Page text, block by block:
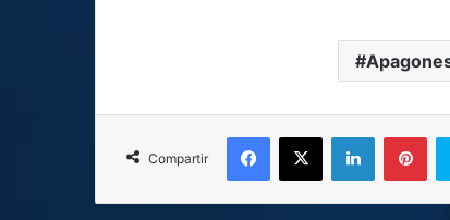
Compartir
Facebook
X LinkedIn